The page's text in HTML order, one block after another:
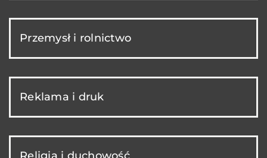
Przemysł i rolnictwo
Reklama i druk